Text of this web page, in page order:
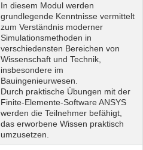
In diesem Modul werden
grundlegende Kenntnisse vermittelt
zum Verständnis moderner
Simulationsmethoden in
verschiedensten Bereichen von
Wissenschaft und Technik,
insbesondere im
Bauingenieurwesen.
Durch praktische Übungen mit der
Finite-Elemente-Software ANSYS
werden die Teilnehmer befähigt,
das erworbene Wissen praktisch
umzusetzen.